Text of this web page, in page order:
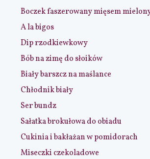
Boczek faszerowany mięsem
A la bigos
Dip rzodkiewkowy
Bób na zimę do słoików
Biały barszcz na maślance
Chłodnik biały
Ser bundz
Sałatka brokułowa do obiadu
Cukinia i bakłażan w pomidorach
Miseczki czekoladowe